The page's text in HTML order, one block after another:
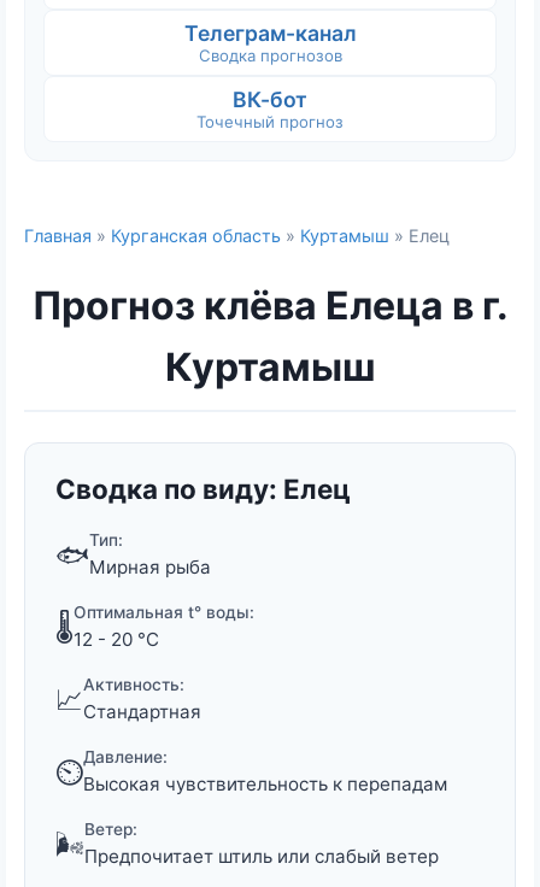
Телеграм-канал
Сводка прогнозов
ВК-бот
Точечный прогноз
Главная » Курганская область » Куртамыш » Елец
Прогноз клёва Елеца в г.
Куртамыш
Сводка по виду: Елец
🐟Тип:
Мирная рыба
🌡️Оптимальная t° воды:
12 - 20 °C
📈Активность:
Стандартная
⏲️Давление:
Высокая чувствительность к перепадам
🌬️Ветер:
Предпочитает штиль или слабый ветер